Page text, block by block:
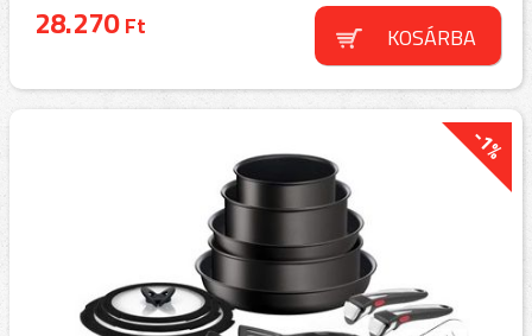
28.270Ft KOSÁRBA
-1%